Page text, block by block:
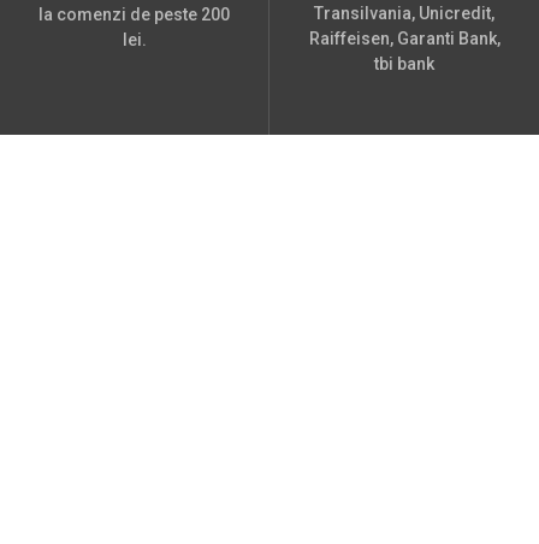
la comenzi de peste 200
lei.
Transilvania, Unicredit,
Raiffeisen, Garanti Bank,
tbi bank